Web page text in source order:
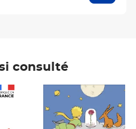
consulté
Prix 6,25€ HT